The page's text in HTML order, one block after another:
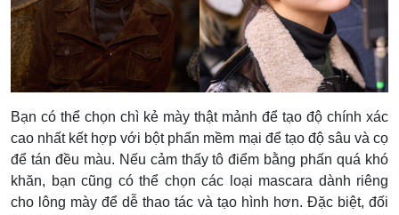
Bạn có thể chọn chì kẻ mày thật mảnh để tạo độ chính xác
cao nhất kết hợp với bột phấn mềm mại để tạo độ sâu và cọ
để tán đều màu. Nếu cảm thấy tô điểm bằng phấn quá khó
khăn, bạn cũng có thể chọn các loại mascara dành riêng
cho lông mày để dễ thao tác và tạo hình hơn. Đặc biệt, đối